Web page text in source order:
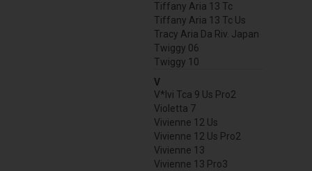
Tiffany Aria 13 Tc
Tiffany Aria 13 Tc Us
Tracy Aria Da Riv. Japan
Twiggy 06
Twiggy 10
V
V*Ivi Tca 9 Us Pro2
Violetta 7
Vivienne 12 Us
Vivienne 12 Us Pro2
Vivienne 13
Vivienne 13 Pro3